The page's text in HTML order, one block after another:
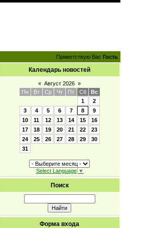
Приветствую Вас Гость
Календарь новостей
« Август 2026 »
Пн
Вт Ср Чт Пт Сб
Вс
1
2
3
4 5 6 7 8
9
10
11 12 13 14 15
16
17
18 19 20 21 22
23
24
25 26 27 28 29
30
31
Select Language ▼
Поиск
Форма входа